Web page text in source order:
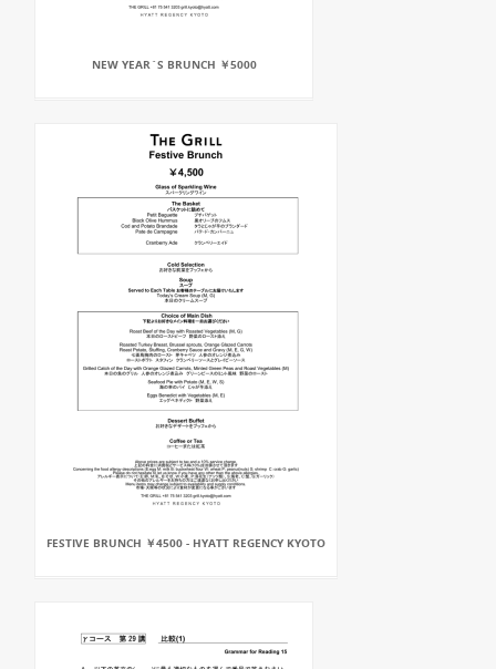
NEW YEAR`S BRUNCH ￥5000
FESTIVE BRUNCH ￥4500 - HYATT REGENCY KYOTO